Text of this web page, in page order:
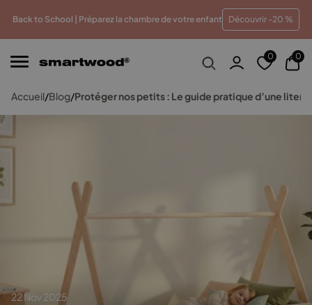
Back to School | Préparez la chambre de votre enfant Découvrir -20 %
prix Paiements en plusieurs fois sans frais
0 0
Accueil/Blog/Protéger nos petits : Le guide pratique d’une
22 Nov 2025